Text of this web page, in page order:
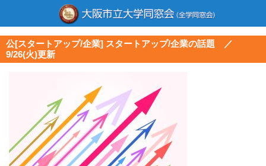
公[スタートアップ/企業] スタートアップ/企業の話題 ／
9/26(火)更新